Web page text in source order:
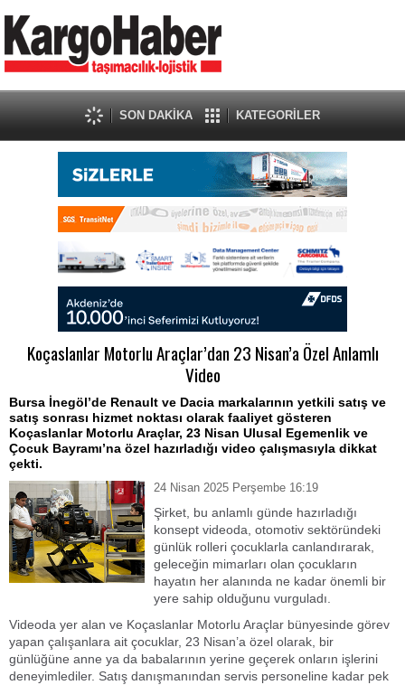
SON DAKİKA KATEGORİLER
Koçaslanlar Motorlu Araçlar’dan 23 Nisan’a Özel Anlamlı
Video
Bursa İnegöl’de Renault ve Dacia markalarının yetkili satış ve
satış sonrası hizmet noktası olarak faaliyet gösteren
Koçaslanlar Motorlu Araçlar, 23 Nisan Ulusal Egemenlik ve
Çocuk Bayramı’na özel hazırladığı video çalışmasıyla dikkat
çekti.
24 Nisan 2025 Perşembe 16:19
Şirket, bu anlamlı günde hazırladığı
konsept videoda, otomotiv sektöründeki
günlük rolleri çocuklarla canlandırarak,
geleceğin mimarları olan çocukların
hayatın her alanında ne kadar önemli bir
yere sahip olduğunu vurguladı.
Videoda yer alan ve Koçaslanlar Motorlu Araçlar bünyesinde görev
yapan çalışanlara ait çocuklar, 23 Nisan’a özel olarak, bir
günlüğüne anne ya da babalarının yerine geçerek onların işlerini
deneyimlediler. Satış danışmanından servis personeline kadar pek